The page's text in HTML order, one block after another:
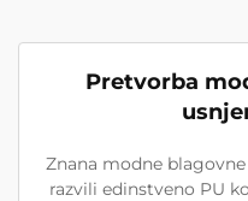
Pretvorba
Znana modne
razvili edinstveno PU